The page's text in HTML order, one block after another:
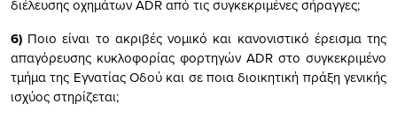
διέλευσης οχημάτων ADR από τις συγκεκριμένες σήραγγες;
6) Ποιο είναι το ακριβές νομικό και κανονιστικό έρεισμα της
απαγόρευσης κυκλοφορίας φορτηγών ADR στο συγκεκριμένο
τμήμα της Εγνατίας Οδού και σε ποια διοικητική πράξη γενικής
ισχύος στηρίζεται;